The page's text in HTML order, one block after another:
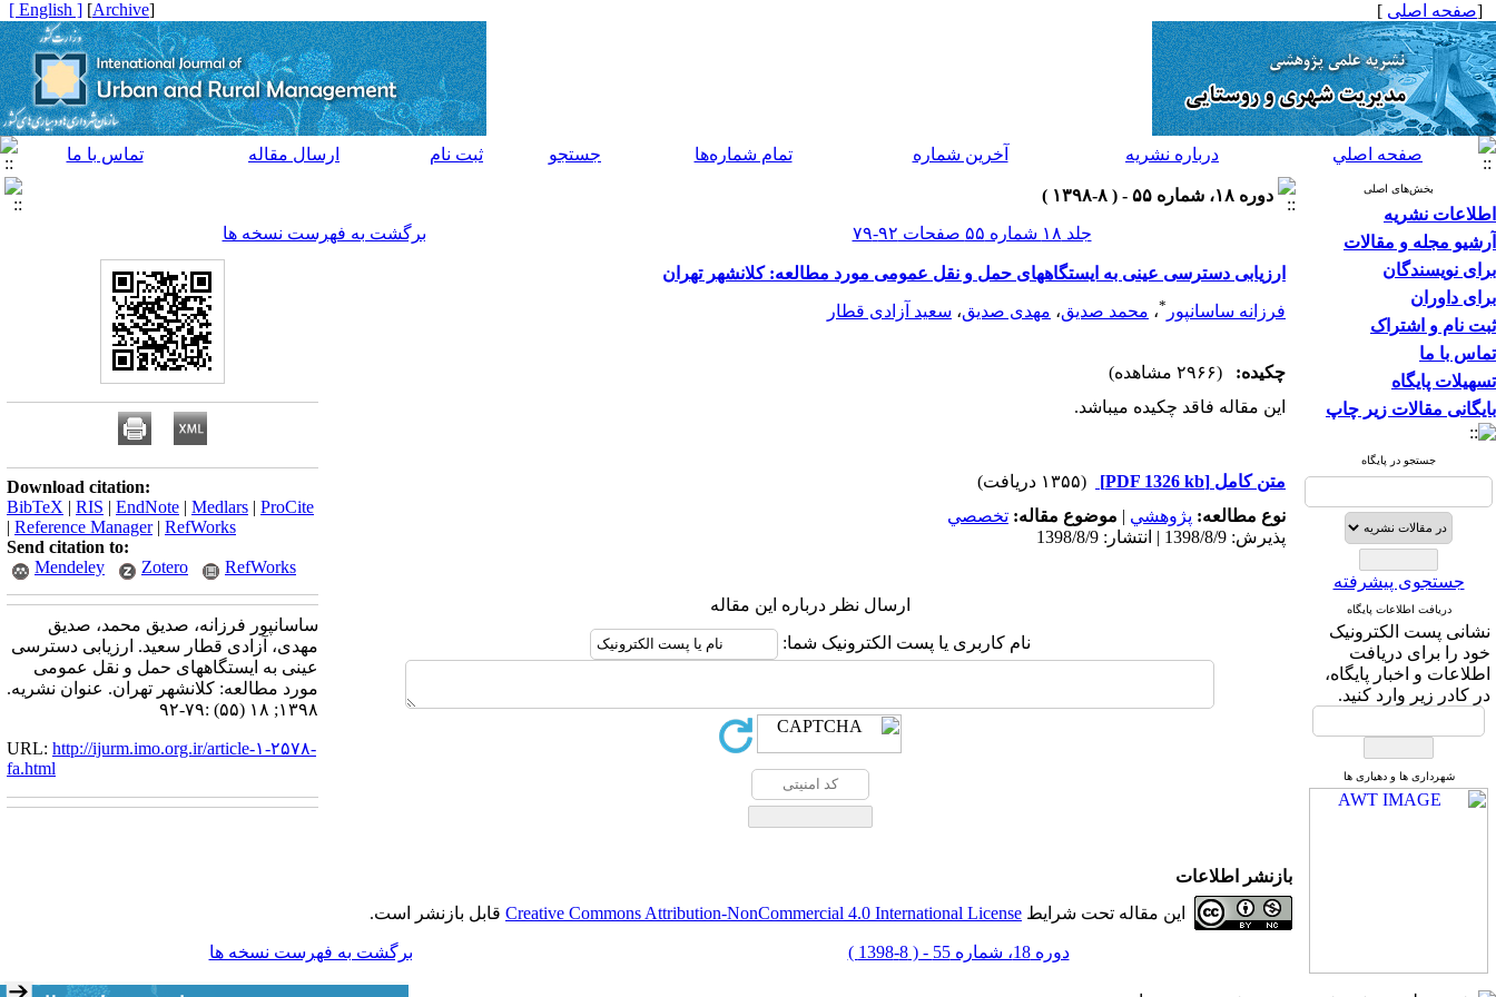
[صفحه اصلی ]
[
Archive
]
[ English ]
صفحه اصلي درباره نشريه آخرين شماره تمام شماره‌ها جستجو ثبت نام ارسال مقاله تماس با ما
بخش‌های اصلی
اطلاعات نشریه
آرشیو مجله و مقالات
برای نویسندگان
برای داوران
ثبت نام و اشتراک
تماس با ما
تسهیلات پایگاه
بایگانی مقالات زیر چاپ
جستجو در پایگاه
جستجوی پیشرفته
دریافت اطلاعات پایگاه
نشانی پست الکترونیک
خود را برای دریافت
اطلاعات و اخبار پایگاه،
در کادر زیر وارد کنید.
دوره ۱۸، شماره ۵۵ - ( ۸-۱۳۹۸ )
جلد ۱۸ شماره ۵۵ صفحات ۹۲-۷۹
برگشت به فهرست نسخه ها
ارزیابی دسترسی عینی به ایستگاههای حمل و نقل عمومی مورد مطالعه: کلانشهر تهران
فرزانه ساسانپور *، محمد صدیق، مهدی صدیق، سعید آزادی قطار
چکیده:
(۲۹۶۶ مشاهده)
این مقاله فاقد چکیده می​باشد.
متن کامل [PDF 1326 kb]
(۱۳۵۵ دریافت)
نوع مطالعه: پژوهشي | موضوع مقاله: تخصصي
پذیرش: 1398/8/9 | انتشار: 1398/8/9
ارسال نظر درباره این مقاله
نام کاربری یا پست الکترونیک شما:
Download citation:
BibTeX | RIS | EndNote | Medlars | ProCite
| Reference Manager| RefWorks
Send citation to:
Mendeley
Zotero RefWorks
ساسانپور فرزانه، صدیق محمد، صدیق
مهدی، آزادی قطار سعید. ارزیابی دسترسی
عینی به ایستگاههای حمل و نقل عمومی
مورد مطالعه: کلانشهر تهران. عنوان نشریه.
۱۳۹۸; ۱۸ (۵۵) :۷۹-۹۲
URL: http://ijurm.imo.org.ir/article-۱-۲۵۷۸-
fa.html
بازنشر اطلاعات
این مقاله تحت شرایط Creative Commons Attribution-NonCommercial 4.0 International License قابل بازنشر است.
دوره 18، شماره 55 - ( 8-1398 ) برگشت به فهرست نسخه ها